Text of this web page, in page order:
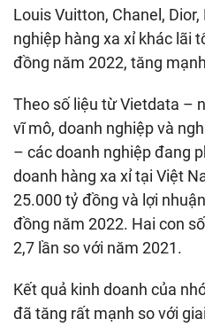
chi
tiêu
25.000
năm
cho
mặt
hàng
xa
xỉ
Louis Vuitton, Chanel,
nghiệp hàng xa xỉ khác lãi
đồng năm 2022, tăng
Theo số liệu từ Vietdata –
vĩ mô, doanh nghiệp và
– các doanh nghiệp đang
doanh hàng xa xỉ tại Việt
25.000 tỷ đồng và lợi
đồng năm 2022. Hai con
2,7 lần so với năm 2021.
Kết quả kinh doanh của
đã tăng rất mạnh so với